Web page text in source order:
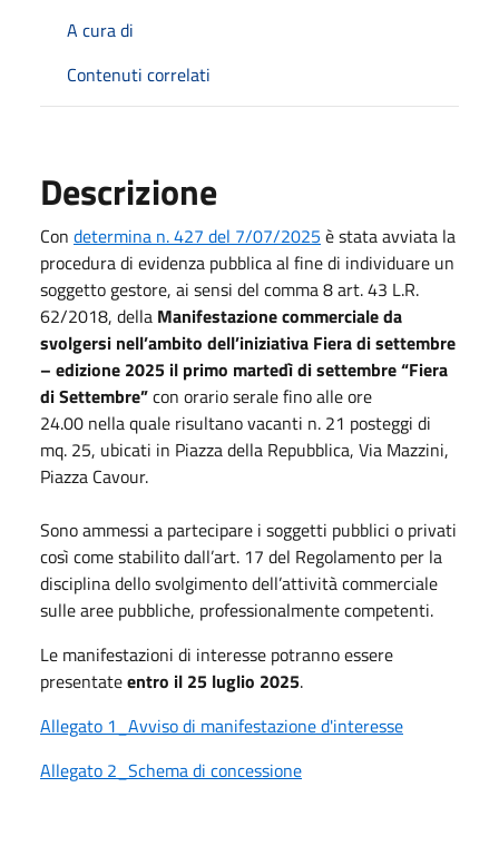
A cura di
Contenuti correlati
Descrizione
Con determina n. 427 del 7/07/2025 è stata avviata la
procedura di evidenza pubblica al fine di individuare un
soggetto gestore, ai sensi del comma 8 art. 43 L.R.
62/2018, della Manifestazione commerciale da
svolgersi nell’ambito dell’iniziativa Fiera di settembre
– edizione 2025 il primo martedì di settembre “Fiera
di Settembre”con orario serale fino alle ore
24.00 nella quale risultano vacanti n. 21 posteggi di
mq. 25, ubicati in Piazza della Repubblica, Via Mazzini,
Piazza Cavour.
Sono ammessi a partecipare i soggetti pubblici o privati
così come stabilito dall’art. 17 del Regolamento per la
disciplina dello svolgimento dell’attività commerciale
sulle aree pubbliche, professionalmente competenti.
Le manifestazioni di interesse potranno essere
presentateentro il 25 luglio 2025.
Allegato 1_Avviso di manifestazione d'interesse
Allegato 2_Schema di concessione